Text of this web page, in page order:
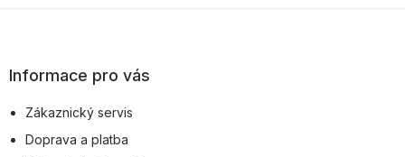
pInformace pro vás
Zákaznický servis
Doprava a platba